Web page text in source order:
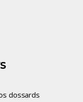
dossards